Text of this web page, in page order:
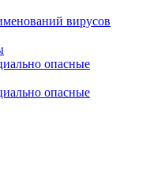
вирусов
опасные
опасные